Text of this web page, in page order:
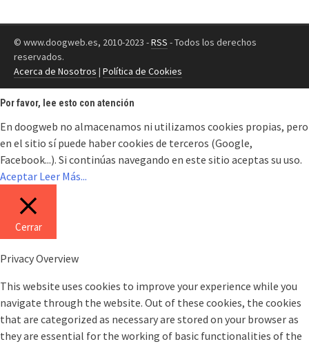
© www.doogweb.es, 2010-2023 -RSS - Todos los derechos
reservados.
Acerca de Nosotros | Política de Cookies
Por favor, lee esto con atención
En doogweb no almacenamos ni utilizamos cookies propias, pero
en el sitio sí puede haber cookies de terceros (Google,
Facebook...). Si continúas navegando en este sitio aceptas su uso.
Aceptar Leer Más...
Cerrar
Privacy Overview
This website uses cookies to improve your experience while you
navigate through the website. Out of these cookies, the cookies
that are categorized as necessary are stored on your browser as
they are essential for the working of basic functionalities of the